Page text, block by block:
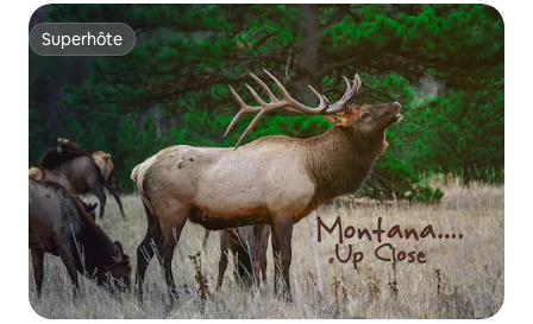
Superhôte
Superhôte